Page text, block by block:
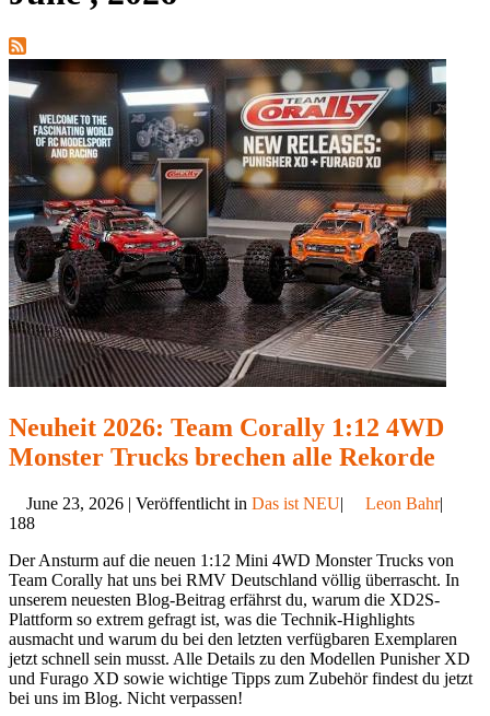
Neuheit 2026: Team Corally 1:12 4WD
Monster Trucks brechen alle Rekorde
June 23, 2026 | Veröffentlicht in Das ist NEU| Leon Bahr|
188
Der Ansturm auf die neuen 1:12 Mini 4WD Monster Trucks von
Team Corally hat uns bei RMV Deutschland völlig überrascht. In
unserem neuesten Blog-Beitrag erfährst du, warum die XD2S-
Plattform so extrem gefragt ist, was die Technik-Highlights
ausmacht und warum du bei den letzten verfügbaren Exemplaren
jetzt schnell sein musst. Alle Details zu den Modellen Punisher XD
und Furago XD sowie wichtige Tipps zum Zubehör findest du jetzt
bei uns im Blog. Nicht verpassen!